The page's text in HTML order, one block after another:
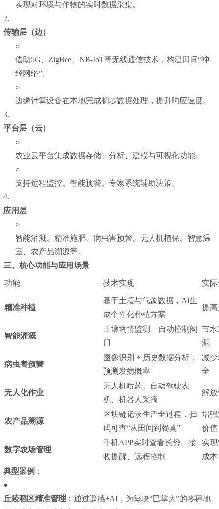
实现对环境与作物的实时数据采集。
2.
传输层（边）
○
借助5G、ZigBee、NB-IoT等无线通信技术，构建田间“神
经网络”。
○
边缘计算设备在本地完成初步数据处理，提升响应速度。
3.
平台层（云）
○
农业云平台集成数据存储、分析、建模与可视化功能。
○
支持远程监控、智能预警、专家系统辅助决策。
4.
应用层
○
智能灌溉、精准施肥、病虫害预警、无人机植保、智慧温
室、农产品溯源等。
三、核心功能与应用场景
功能 技术实现 实
精准种植
基于土壤与气象数据，AI生
成个性化种植方案
提
智能灌溉
土壤墒情监测 + 自动控制阀
门
节水
溉
病虫害预警
图像识别 + 历史数据分析，
预测发病概率
减
全
无人化作业
无人机喷药、自动驾驶农
机、机器人采摘
解
农产品溯源
区块链记录生产全过程，扫
码可查“从田间到餐桌”
增
价值
数字农场管理
手机APP实时查看长势、接
收提醒、远程控制
实
成本
典型案例 ：
●
丘陵稻区精准管理 ：通过遥感+AI，为每块“巴掌大”的零碎地